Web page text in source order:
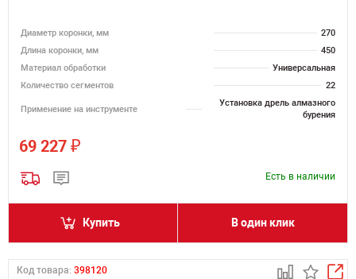
Диаметр коронки, мм
270
Длина коронки, мм
450
Материал обработки
Универсальная
Количество сегментов
22
Применение на инструменте
Установка дрель алмазного
бурения
69 227 ₽
Есть в наличии
Купить В один клик
Код товара: 398120